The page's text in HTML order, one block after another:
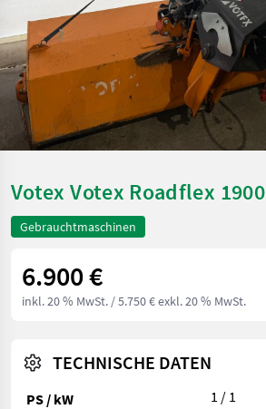
Votex Votex Roadflex 1900
Gebrauchtmaschinen
6.900 €
inkl. 20 % MwSt. / 5.750 € exkl. 20 % MwSt.
TECHNISCHE DATEN
PS / kW
1 / 1